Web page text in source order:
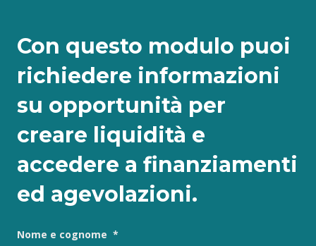
Con questo modulo puoi
richiedere informazioni
su opportunità per
creare liquidità e
accedere a finanziamenti
ed agevolazioni.
Nome e cognome *